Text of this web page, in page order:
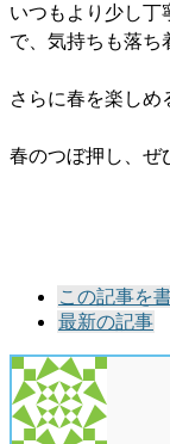
いつもより少し丁
で、気持ちも落ち
さらに春を楽し
春のつぼ押し、ぜ
following
tabs
change
content
below.
この記事を
最新の記事